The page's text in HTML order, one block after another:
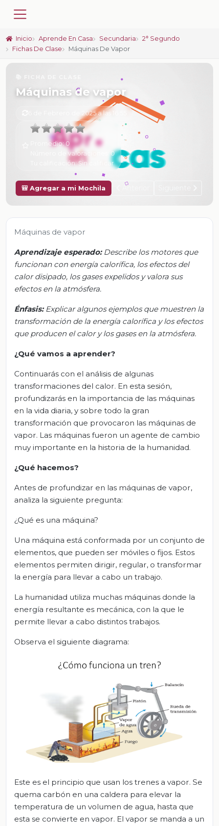
Inicio Aprende En Casa Secundaria
2° Segundo
Fichas De Clase
Máquinas De Vapor
Máquinas de vapor
6 de Febrero de 2025 a las 16:55
Promedio:0
Número de valoraciones:0
Tu calificación:Sin calificar
🎒 Agregar a mi Mochila Anterior
Máquinas de vapor
Aprendizaje esperado:Describe los motores que
funcionan con energía calorífica, los efectos del
calor disipado, los gases expelidos y valora sus
efectos en la atmósfera.
Énfasis:Explicar algunos ejemplos que muestren la
transformación de la energía calorífica y los efectos
que producen el calor y los gases en la atmósfera.
¿Qué vamos a aprender?
Continuarás con el análisis de algunas
transformaciones del calor. En esta sesión,
profundizarás en la importancia de las máquinas
en la vida diaria, y sobre todo la gran
transformación que provocaron las máquinas de
vapor. Las máquinas fueron un agente de cambio
muy importante en la historia de la humanidad.
¿Qué hacemos?
Antes de profundizar en las máquinas de vapor,
analiza la siguiente pregunta:
¿Qué es una máquina?
Una máquina está conformada por un conjunto de
elementos, que pueden ser móviles o fijos. Estos
elementos permiten dirigir, regular, o transformar
la energía para llevar a cabo un trabajo.
La humanidad utiliza muchas máquinas donde la
energía resultante es mecánica, con la que le
permite llevar a cabo distintos trabajos.
Observa el siguiente diagrama:
Este es el principio que usan los trenes a vapor. Se
quema carbón en una caldera para elevar la
temperatura de un volumen de agua, hasta que
esta se convierte en vapor. El vapor se manda a un